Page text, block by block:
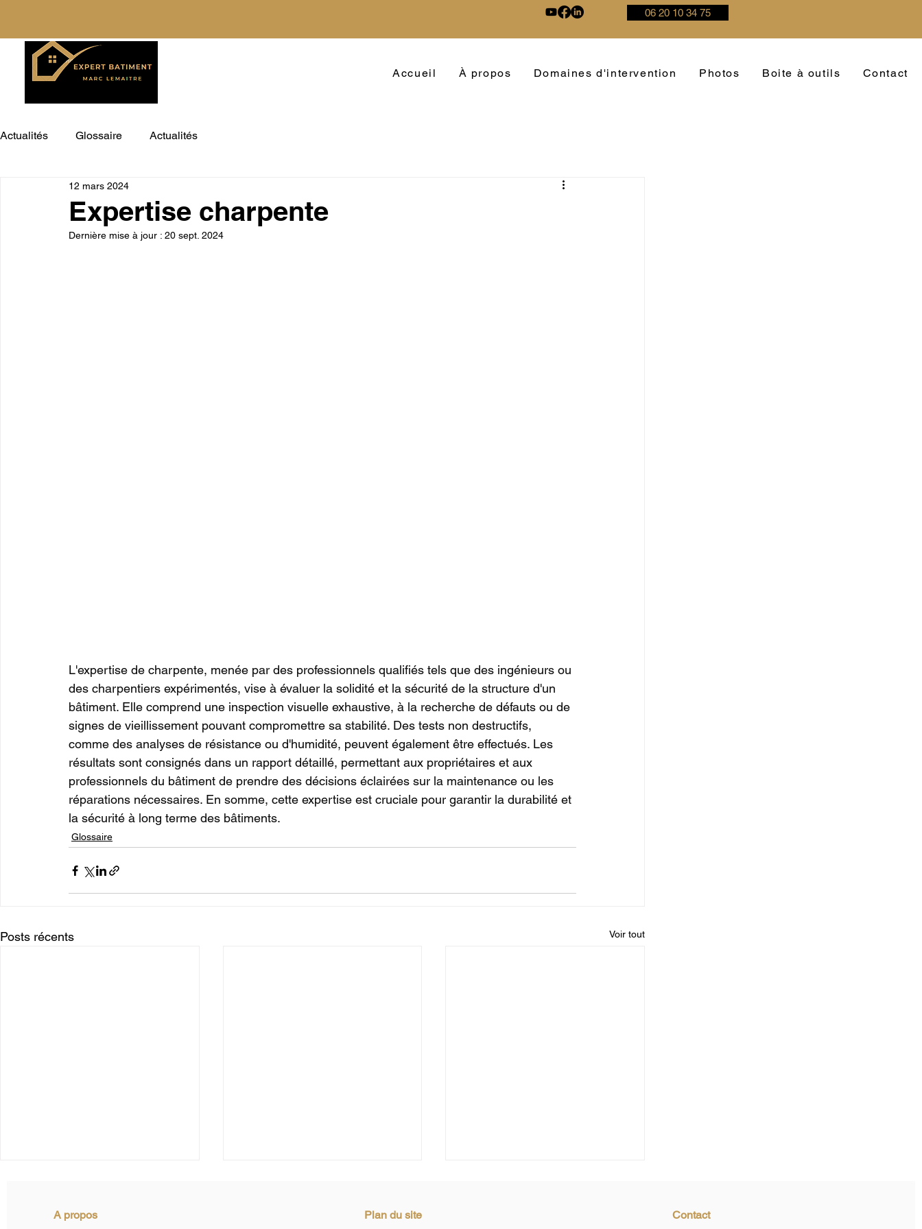
06 20 10 34 75
Accueil À propos Domaines d'intervention Photos Boite à outils Contact
Actualités Glossaire Actualités
Expertise charpente
12 mars 2024
Dernière mise à jour : 20 sept. 2024
L'expertise de charpente, menée par des professionnels qualifiés tels que des ingénieurs ou
des charpentiers expérimentés, vise à évaluer la solidité et la sécurité de la structure d'un
bâtiment. Elle comprend une inspection visuelle exhaustive, à la recherche de défauts ou de
signes de vieillissement pouvant compromettre sa stabilité. Des tests non destructifs,
comme des analyses de résistance ou d'humidité, peuvent également être effectués. Les
résultats sont consignés dans un rapport détaillé, permettant aux propriétaires et aux
professionnels du bâtiment de prendre des décisions éclairées sur la maintenance ou les
réparations nécessaires. En somme, cette expertise est cruciale pour garantir la durabilité et
la sécurité à long terme des bâtiments.
Glossaire
Posts récents Voir tout
A propos Plan du site Contact